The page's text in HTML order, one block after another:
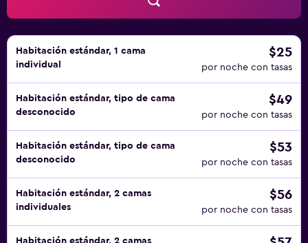
Habitación estándar, 1 cama
individual
$25
por noche con tasas
Habitación estándar, tipo de cama
desconocido
$49
por noche con tasas
Habitación estándar, tipo de cama
desconocido
$53
por noche con tasas
Habitación estándar, 2 camas
individuales
$56
por noche con tasas
Habitación estándar, 2 camas